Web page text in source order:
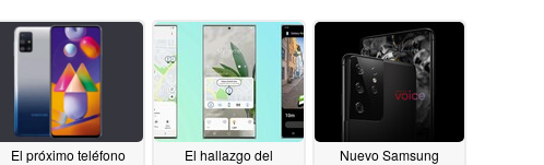
El próximo teléfono
El hallazgo del
Nuevo Samsung